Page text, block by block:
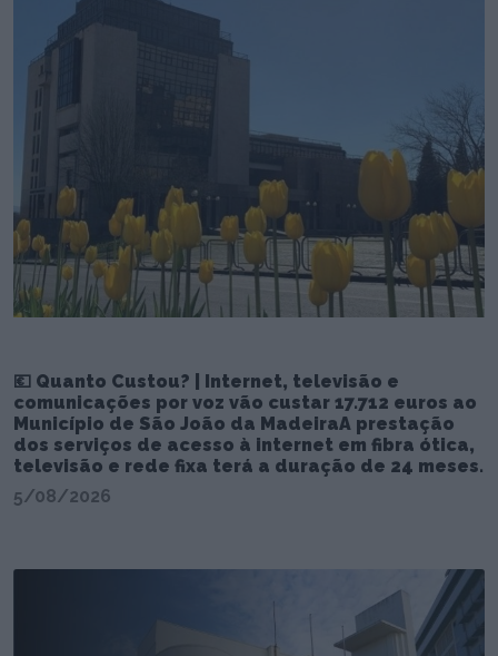
💶 Quanto Custou? | Internet, televisão e
comunicações por voz vão custar 17.712 euros ao
Município de São João da MadeiraA prestação
dos serviços de acesso à internet em fibra ótica,
televisão e rede fixa terá a duração de 24 meses.
5/08/2026